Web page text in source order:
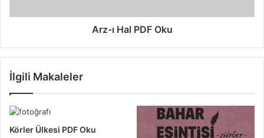
Arz-ı Hal PDF Oku
İlgili Makaleler
Körler Ülkesi PDF Oku